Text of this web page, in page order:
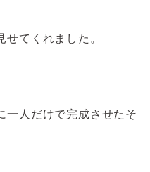
てくれました。
一人だけで完成させたそ